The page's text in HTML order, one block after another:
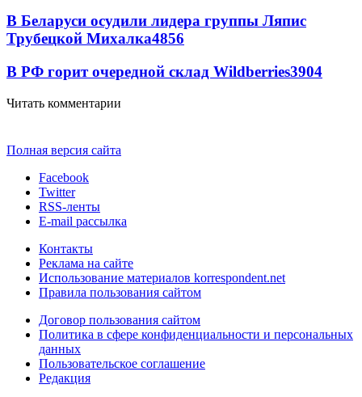
В Беларуси осудили лидера группы Ляпис
Трубецкой Михалка4856
В РФ горит очередной склад Wildberries3904
Читать комментарии
Полная версия сайта
Facebook
Twitter
RSS-ленты
E-mail рассылка
Контакты
Реклама на сайте
Использование материалов korrespondent.net
Правила пользования сайтом
Договор пользования сайтом
Политика в сфере конфиденциальности и персональных
данных
Пользовательское соглашение
Редакция